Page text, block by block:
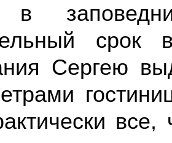
в
срок
Сергею
все,